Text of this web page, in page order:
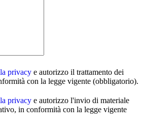
privacy e autorizzo il trattamento dei
con la legge vigente (obbligatorio).
privacy e autorizzo l'invio di materiale
in conformità con la legge vigente